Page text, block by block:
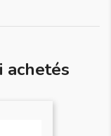
achetés